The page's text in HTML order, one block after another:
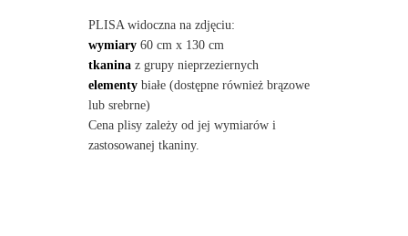
PLISA widoczna na zdjęciu:
wymiary60 cm x 130 cm
tkaninaz grupy nieprzeziernych
elementybiałe (dostępne również brązowe
lub srebrne)
Cena plisy zależy od jej wymiarów i
zastosowanej tkaniny.